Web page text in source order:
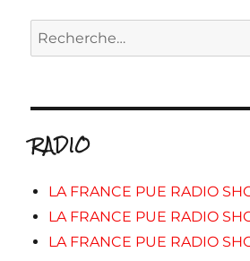
Recherche
pour :
RADIO
LA FRANCE PUE RADIO
LA FRANCE PUE RADIO
LA FRANCE PUE RADIO